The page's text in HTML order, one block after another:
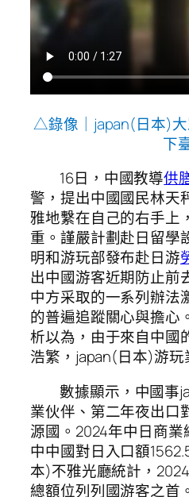
△錄像｜japan(日本)
下
16日，中國教導供
警，提出中國國民林天
雅地繫在自己的右手上
重。謹嚴計劃赴日留學
明和游玩部發布赴日游
出中國游客近期防止前
中方采取的一系列辦法
的普遍追蹤關心與擔心
析以為，由于來自中國
浩繁，japan(日本)游玩
數據顯示，中國事
業伙伴、第二年夜出口
源國。2024年中日商
中中國對日入口額
本)不雅光廳統計，
總額位列列國游客之首